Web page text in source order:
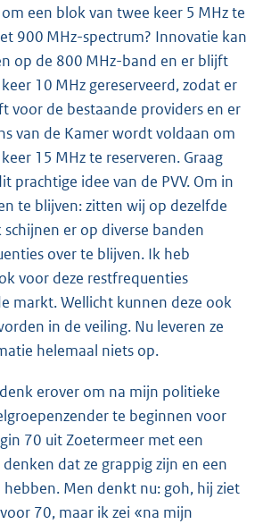
een blok van twee keer 5 MHz te
900 MHz-spectrum? Innovatie kan
op de 800 MHz-band en er blijft
10 MHz gereserveerd, zodat er
voor de bestaande providers en er
van de Kamer wordt voldaan om
15 MHz te reserveren. Graag
prachtige idee van de PVV. Om in
te blijven: zitten wij op dezelfde
er op diverse banden
over te blijven. Ik heb
voor deze restfrequenties
markt. Wellicht kunnen deze ook
in de veiling. Nu leveren ze
helemaal niets op.
erover om na mijn politieke
te beginnen voor
70 uit Zoetermeer met een
dat ze grappig zijn en een
hebben. Men denkt nu: goh, hij ziet
70, maar ik zei «na mijn